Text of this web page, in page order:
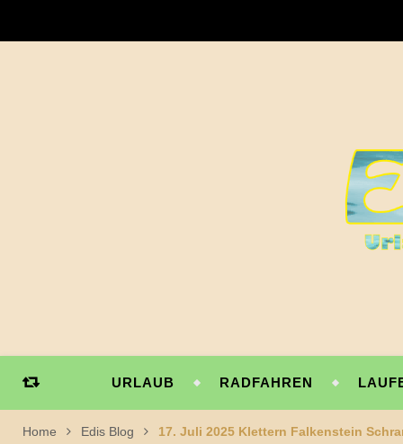
URLAUB RADFAHREN
Home Edis Blog 17. Juli 2025 Klettern Falkenstein